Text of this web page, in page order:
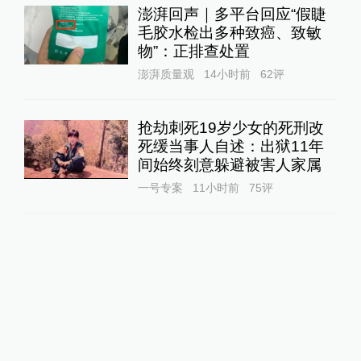
澎湃回声｜多平台回应“假睫
毛胶水检出多种致癌、致敏
物”：正排查处置
澎湃质量观 14小时前 62评
抢劫刺死19岁少女的死刑改
死缓当事人自述：出狱11年
间始终刻意躲避被害人家属
一号专案 11小时前 75评